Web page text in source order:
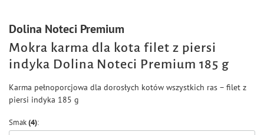
Dolina Noteci Premium
Mokra karma dla kota filet z piersi
indyka Dolina Noteci Premium 185 g
Karma pełnoporcjowa dla dorosłych kotów wszystkich ras – filet z
piersi indyka 185 g
Smak(4)